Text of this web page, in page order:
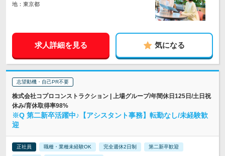
地：東京都
求人詳細を見る 気になる
志望動機・自己PR不要
株式会社コプロコンストラクション | 上場グループ/年間休日125日/土日祝
休み/育休取得率98%
※Q 第二新卒活躍中♪【アシスタント事務】転勤なし/未経験歓
迎
正社員 職種・業種未経験OK 完全週休2日制 第二新卒歓迎